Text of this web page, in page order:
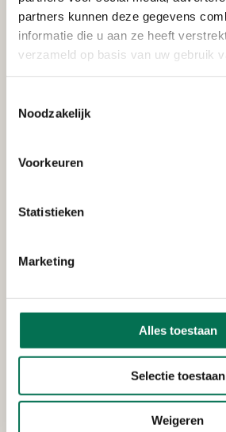
partners kunnen deze gegevens
informatie die u aan ze heeft
verzameld op basis van uw gebruik
Noodzakelijk
Voorkeuren
Statistieken
Marketing
Alles toestaan
Selectie toestaan
Weigeren
Lees voor
Vragen?
Melden kan 24 uur per dag.
0888 333 555
Ontevreden over onze
dienstverlening?